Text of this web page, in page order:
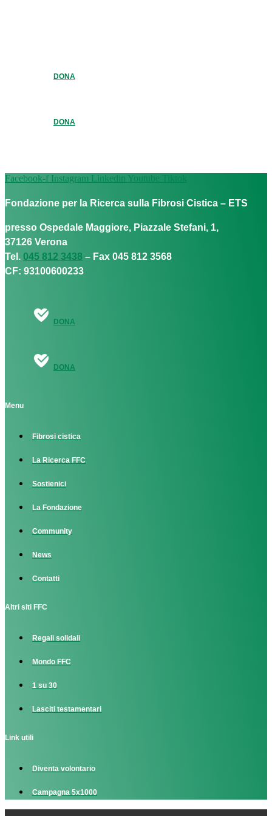
DONA
DONA
Facebook-f Instagram Linkedin Youtube Tiktok
Fondazione per la Ricerca sulla Fibrosi Cistica – ETS
presso Ospedale Maggiore, Piazzale Stefani, 1,
37126 Verona
Tel. 045 812 3438 – Fax 045 812 3568
CF: 93100600233
DONA
DONA
Menu
Fibrosi cistica
La Ricerca FFC
Sostienici
La Fondazione
Community
News
Contatti
Altri siti FFC
Regali solidali
Mondo FFC
1 su 30
Lasciti testamentari
Link utili
Diventa volontario
Campagna 5x1000